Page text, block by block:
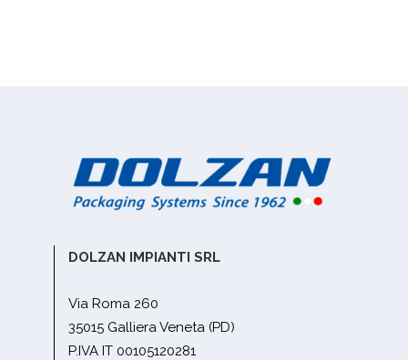
DOLZAN IMPIANTI SRL
Via Roma 260
35015 Galliera Veneta (PD)
P.IVA IT 00105120281